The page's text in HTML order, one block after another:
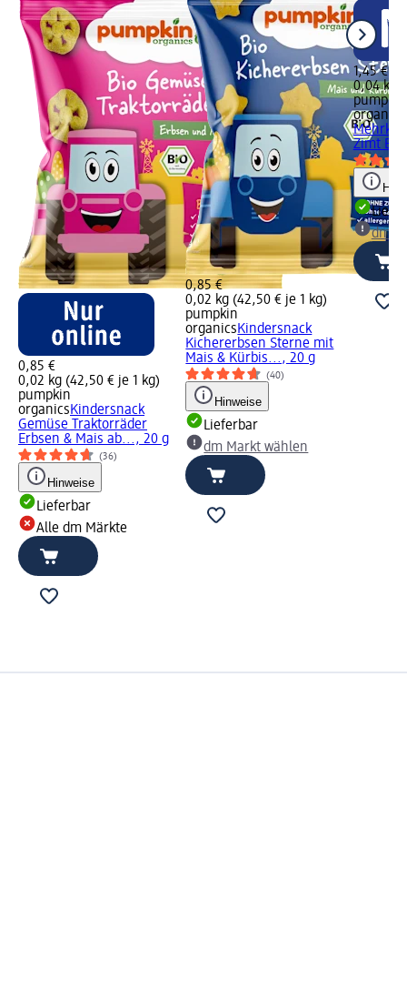
0,85 €
0,02 kg (42,50 € je 1 kg)
pumpkin
organicsKindersnack
Gemüse Traktorräder
Erbsen & Mais ab..., 20 g
(36)
Hinweise
Lieferbar
Alle dm Märkte
0,85 €
0,02 kg (42,50 € je 1 kg)
pumpkin
organicsKindersnack
Kichererbsen Sterne mit
Mais & Kürbis..., 20 g
(40)
Hinweise
Lieferbar
dm Markt wählen
1,45 €
0,04 kg
pumpkin
organics
Zimt
dm